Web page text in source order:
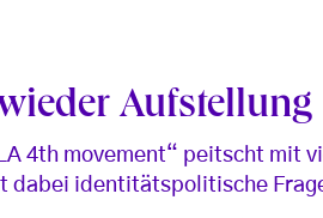
Aufstellung
4th movement“ peitscht mit
dabei identitätspolitische